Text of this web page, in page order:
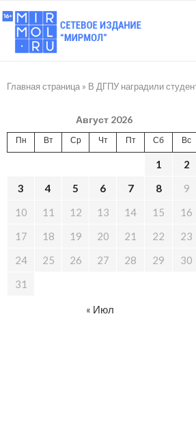
Главная страница » В ДГПУ наградили
Август 2026
Пн Вт Ср Чт Пт Сб Вс
1
2
3
4 5 6 7 8
9
10
11 12 13 14 15
16
17
18 19 20 21 22
23
24
25 26 27 28 29
30
31
« Июл